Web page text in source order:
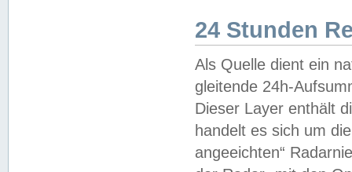
24 Stunden
Als Quelle dient ein
gleitende 24h-
Dieser Layer enthält
handelt es sich um
angeeichten“